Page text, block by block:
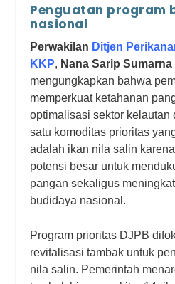
Penguatan program
nasional
Perwakilan Ditjen
KKP, Nana Sarip
mengungkapkan bahwa
memperkuat ketahanan
optimalisasi sektor kelautan
satu komoditas prioritas
adalah ikan nila salin
potensi besar untuk
pangan sekaligus
budidaya nasional.
Program prioritas DJPB
revitalisasi tambak untuk
nila salin. Pemerintah